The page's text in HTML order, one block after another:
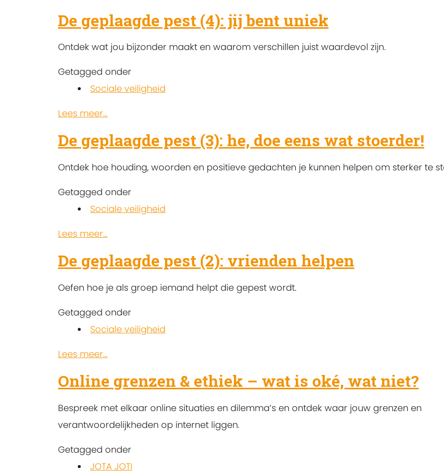
De geplaagde pest (4): jij bent uniek
Ontdek wat jou bijzonder maakt en waarom verschillen juist waardevol zijn.
Getagged onder
Sociale veiligheid
Lees meer...
De geplaagde pest (3): he, doe eens wat stoerder!
Ontdek hoe houding, woorden en positieve gedachten je kunnen helpen om sterker te
Getagged onder
Sociale veiligheid
Lees meer...
De geplaagde pest (2): vrienden helpen
Oefen hoe je als groep iemand helpt die gepest wordt.
Getagged onder
Sociale veiligheid
Lees meer...
Online grenzen & ethiek – wat is oké, wat niet?
Bespreek met elkaar online situaties en dilemma’s en ontdek waar jouw grenzen en
verantwoordelijkheden op internet liggen.
Getagged onder
JOTA JOTI